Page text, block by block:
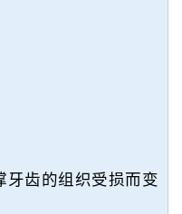
牙齿的组织受损而变